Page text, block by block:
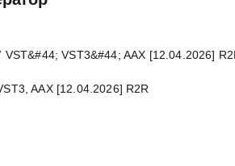
AAX [12.04.2026] R2R